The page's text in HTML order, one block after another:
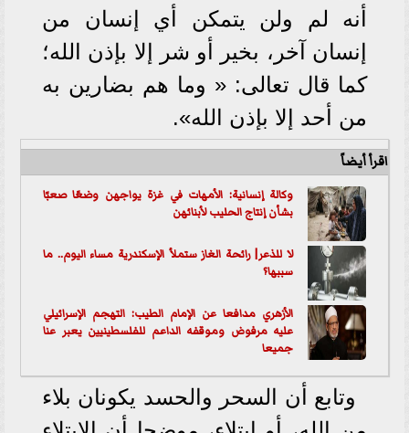
أنه لم ولن يتمكن أي إنسان من
إنسان آخر، بخير أو شر إلا بإذن الله؛
كما قال تعالى: « وما هم بضارين به
من أحد إلا بإذن الله».
اقرأ أيضاً
وكالة إنسانية: الأمهات في غزة يواجهن وضعًا صعبًا
بشأن إنتاج الحليب لأبنائهن
لا للذعر| رائحة الغاز ستملأ الإسكندرية مساء اليوم.. ما
سببها؟
الأزهري مدافعا عن الإمام الطيب: التهجم الإسرائيلي
عليه مرفوض وموقفه الداعم للفلسطينيين يعبر عنا
جميعا
وتابع أن السحر والحسد يكونان بلاء